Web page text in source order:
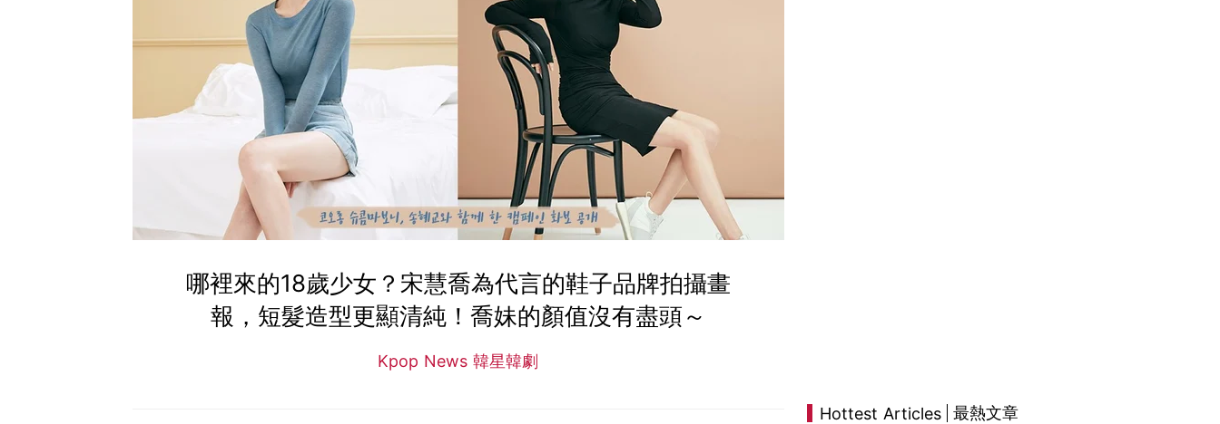
哪裡來的18歲少女？宋慧喬為代言的鞋子品牌拍攝畫
報，短髮造型更顯清純！喬妹的顏值沒有盡頭～
Kpop News 韓星韓劇
Hottest Articles 最熱文章